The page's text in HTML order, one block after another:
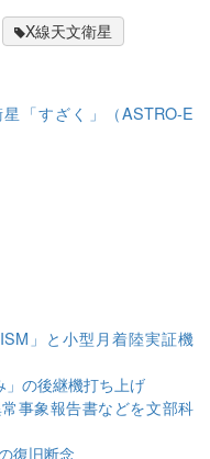
X線天文衛星
「すざく」（ASTRO-E
」と小型月着陸実証機
の後継機打ち上げ
事象報告書などを文部科
復旧断念